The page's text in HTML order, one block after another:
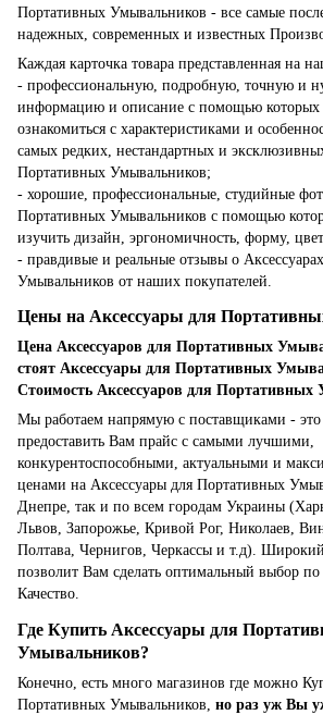
Портативных Умывальников - все самые
надежных, современных и известных
Каждая карточка товара представленная на
- профессиональную, подробную, точную и
информацию и описание с помощью которых
ознакомиться с характеристиками и
самых редких, нестандартных и
Портативных Умывальников;
- хорошие, профессиональные, студийные
Портативных Умывальников с помощью
изучить дизайн, эргономичность, форму,
- правдивые и реальные отзывы о
Умывальников от наших покупателей.
Цены на Аксессуары для
Цена Аксессуаров для Портативных
стоят Аксессуары для Портативных
Стоимость Аксессуаров для
Мы работаем напрямую с поставщиками - это
предоставить Вам прайс с самыми лучшими,
конкурентоспособными, актуальными и
ценами на Аксессуары для Портативных
Днепре, так и по всем городам Украины
Львов, Запорожье, Кривой Рог, Николаев,
Полтава, Чернигов, Черкассы и т.д).
позволит Вам сделать оптимальный выбор
Качество.
Где Купить Аксессуары для
Умывальников?
Конечно, есть много магазинов где можно
Портативных Умывальников, но раз уж Вы